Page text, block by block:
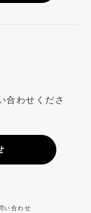
合わせくださ
い合わせ